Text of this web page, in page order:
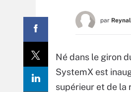
par
Né dans le giron
SystemX est
supérieur et de la